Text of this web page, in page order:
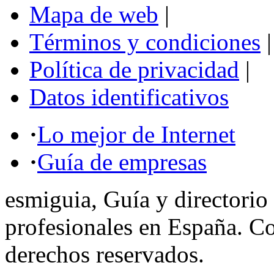
Mapa de web |
Términos y condiciones |
Política de privacidad |
Datos identificativos
·Lo mejor de Internet
·Guía de empresas
esmiguia, Guía y directorio
profesionales en España.
derechos reservados.